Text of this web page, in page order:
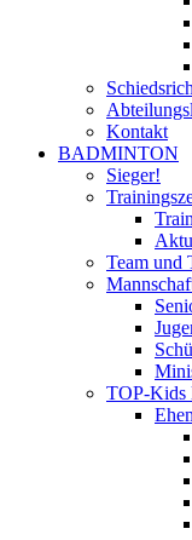
Kontakt
BADMINTON
Sieger!
Team und
TOP-Kids